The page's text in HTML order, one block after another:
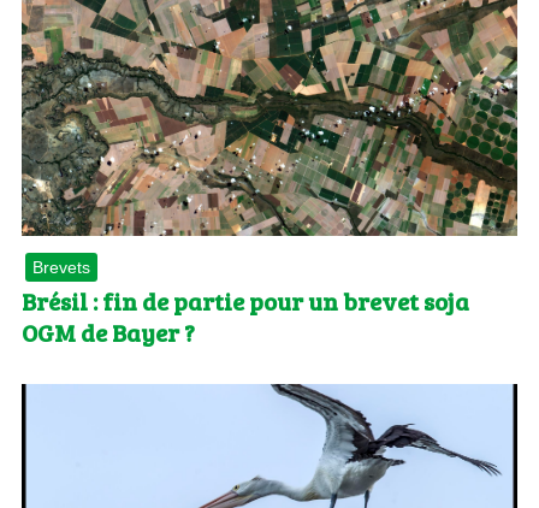
Brevets
Brésil : fin de partie pour un brevet soja
OGM de Bayer ?